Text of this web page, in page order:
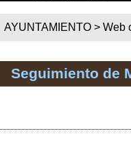
AYUNTAMIENTO > Web
Seguimiento de